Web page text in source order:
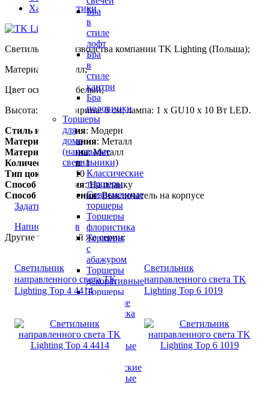
Бра
в
стиле
лофт
Бра
в
стиле
кантри
Бра
половинки
Торшеры
для
дома
(напольные
светильники)
Классические
торшеры
Современные
торшеры
Торшеры
флористика
Торшеры
с
абажуром
Торшеры
декоративные
Торшеры
настенные
флористика
Настольные
лампы
Настольные
классические
Настольные
Характеристики
Светильник производства компании TK Lighting (Польша);
Материалы: металл;
Цвет основания: белый;
Высота: 22 см; ширина: 6 см; лампа: 1 х GU10 х 10 Вт LED.
Стиль исполнения: Модерн
Материал основания: Металл
Материал плафона: Металл
Количество ламп: 1
Тип цоколя
: GU10
Способ крепления: На планку
Способ подключения: Выключатель на корпусе
Задать вопрос
Написать отзыв
Другие товары той же серии:
Светильник
направленного света TK
Lighting Top 4 4414
Светильник
направленного света TK
Lighting Top 6 1019